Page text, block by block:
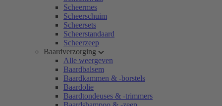
Scheermes
Scheerschuim
Scheersets
Scheerstandaard
Scheerzeep
Baardverzorging
Alle weergeven
Baardbalsem
Baardkammen & -borstels
Baardolie
Baardtondeuses & -trimmers